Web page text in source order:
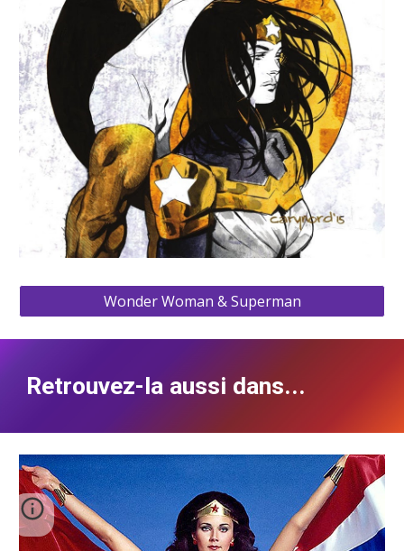
Wonder Woman & Superman
Retrouvez-la aussi dans...